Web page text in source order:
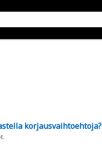
korjausvaihtoehtoja?